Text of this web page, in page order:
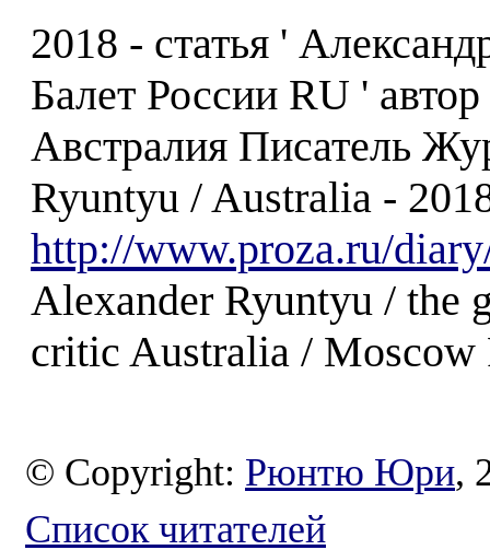
2018 - статья '
Балет России RU '
Австралия Писатель
Ryuntyu / Australia -
http://www.proza.ru/
Alexander Ryuntyu / the
critic Australia / Moscow
© Copyright: Рюнтю Юри,
Список читателей